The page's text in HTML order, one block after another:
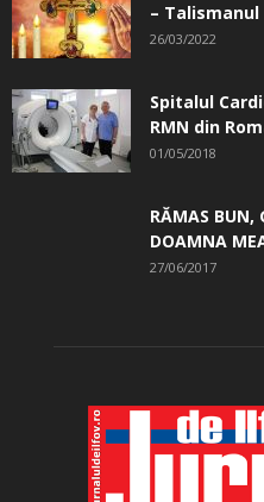
– Talismanul
26/03/2022
Spitalul
RMN din
01/05/2018
RĂMAS BUN,
DOAMNA
27/06/2017